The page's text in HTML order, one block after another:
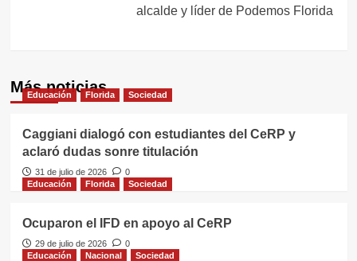
alcalde y líder de Podemos Florida
Más noticias
Educación Florida Sociedad
Caggiani dialogó con estudiantes del CeRP y
aclaró dudas sonre titulación
31 de julio de 2026
0
Educación
Florida Sociedad
Ocuparon el IFD en apoyo al CeRP
29 de julio de 2026
0
Educación
Nacional Sociedad